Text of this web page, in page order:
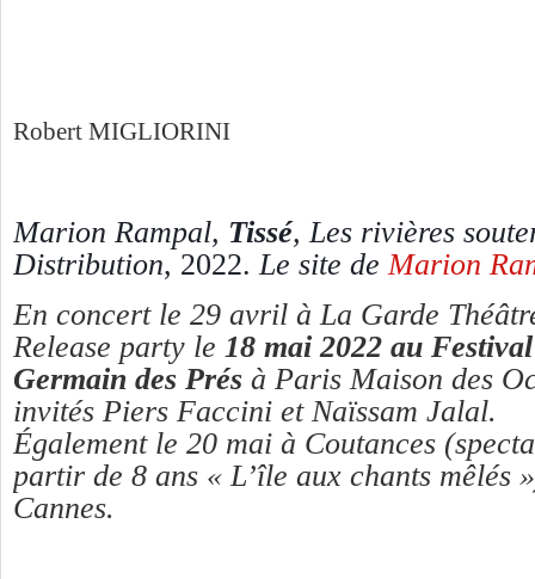
Robert MIGLIORINI
Marion Rampal, Tissé, Les rivières
Distribution, 2022. Le site de Marion
En concert le 29 avril à La Garde
Release party le 18 mai 2022 au
Germain des Prés à Paris Maison des
invités Piers Faccini et Naïssam Jalal.
Également le 20 mai à Coutances
partir de 8 ans « L’île aux chants mêlés »
Cannes.